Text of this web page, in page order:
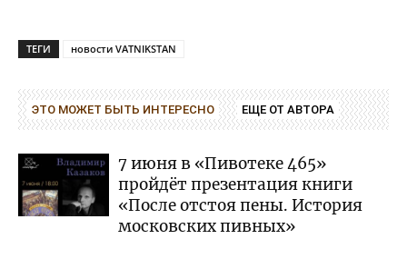
ТЕГИ новости VATNIKSTAN
ЭТО МОЖЕТ БЫТЬ ИНТЕРЕСНО ЕЩЕ ОТ АВТОРА
7 июня в «Пивотеке 465»
пройдёт презентация книги
«После отстоя пены. История
московских пивных»